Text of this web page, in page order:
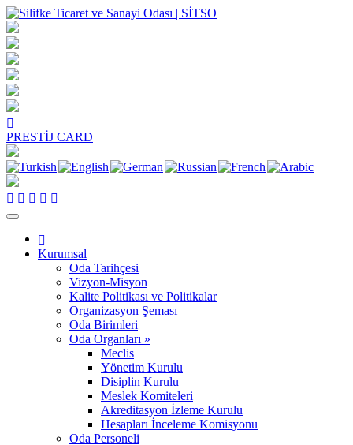
PRESTİJ CARD
Kurumsal
Oda Tarihçesi
Vizyon-Misyon
Kalite Politikası ve Politikalar
Organizasyon Şeması
Oda Birimleri
Oda Organları »
Meclis
Yönetim Kurulu
Disiplin Kurulu
Meslek Komiteleri
Akreditasyon İzleme Kurulu
Hesapları İnceleme Komisyonu
Oda Personeli